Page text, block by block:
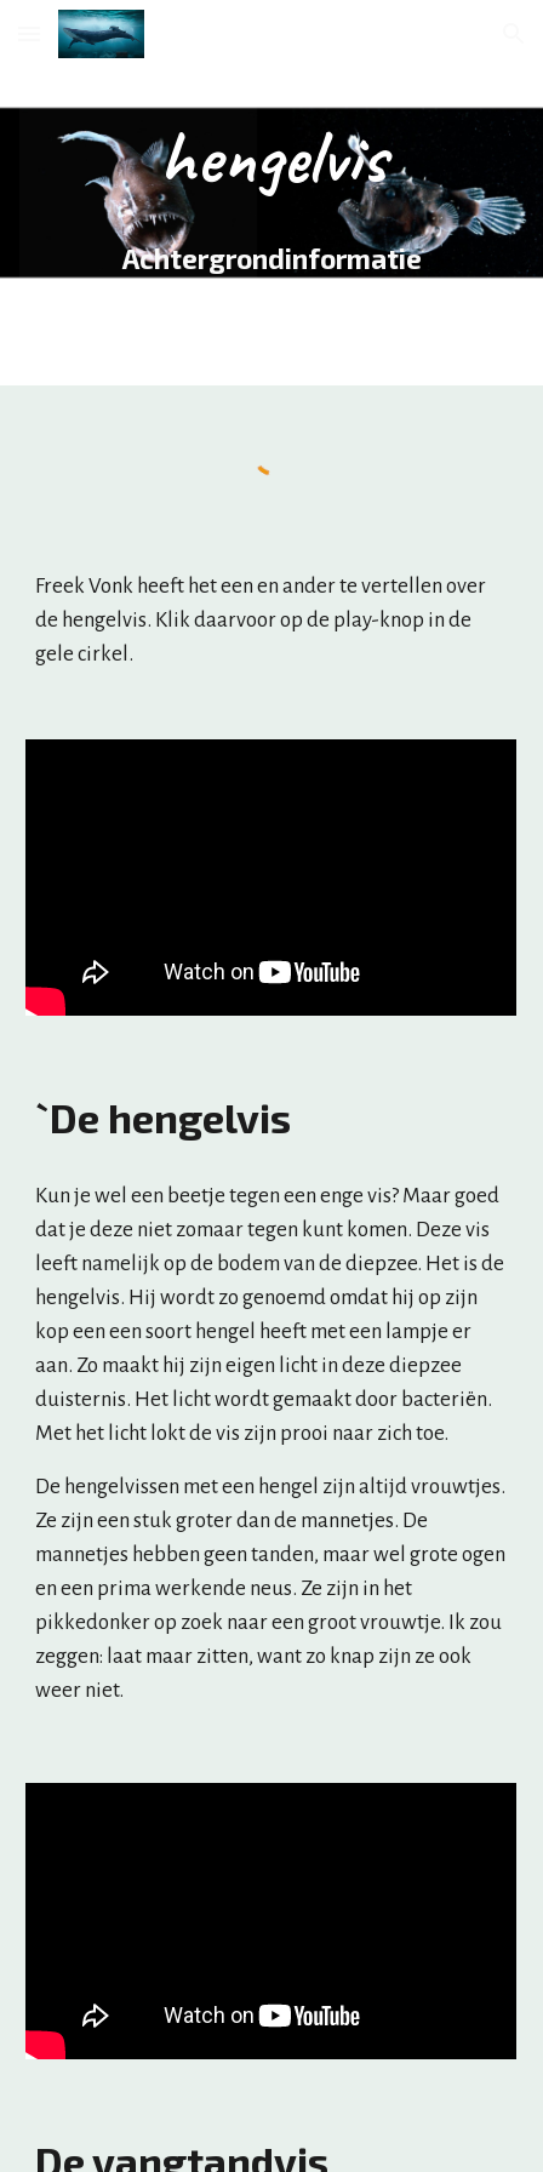
Skip to main content
hengelvis
Achtergrondinformatie
Freek Vonk heeft het een en ander te vertellen over
de hengelvis. Klik daarvoor op de play-knop in de
gele cirkel.
`De hengelvis
Kun je wel een beetje tegen een enge vis? Maar goed
dat je deze niet zomaar tegen kunt komen. Deze vis
leeft namelijk op de bodem van de diepzee. Het is de
hengelvis. Hij wordt zo genoemd omdat hij op zijn
kop een een soort hengel heeft met een lampje er
aan. Zo maakt hij zijn eigen licht in deze diepzee
duisternis. Het licht wordt gemaakt door bacteriën.
Met het licht lokt de vis zijn prooi naar zich toe.
De hengelvissen met een hengel zijn altijd vrouwtjes.
Ze zijn een stuk groter dan de mannetjes. De
mannetjes hebben geen tanden, maar wel grote ogen
en een prima werkende neus. Ze zijn in het
pikkedonker op zoek naar een groot vrouwtje. Ik zou
zeggen: laat maar zitten, want zo knap zijn ze ook
weer niet.
De vangtandvis